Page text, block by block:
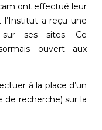
ont effectué leur
a reçu une
sur ses sites. Ce
ouvert aux
à la place d’un
de recherche) sur la